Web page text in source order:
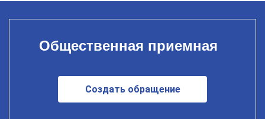
Общественная приемная
Создать обращение